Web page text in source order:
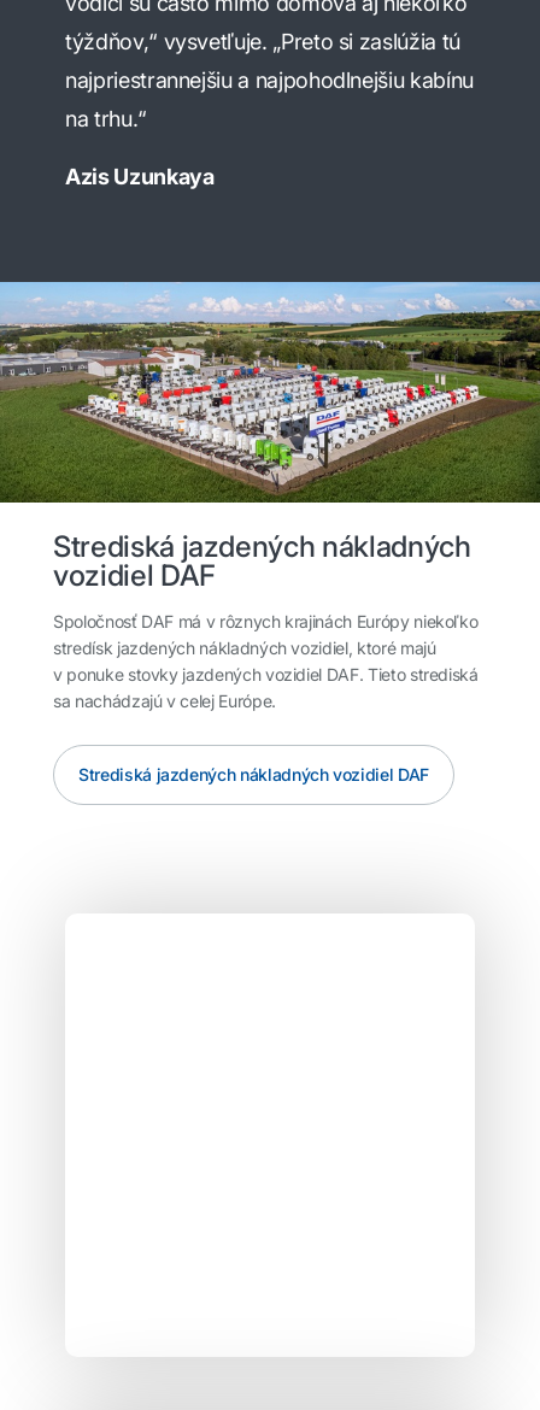
týždňov,“ vysvetľuje. „Preto si zaslúžia tú
najpriestrannejšiu a najpohodlnejšiu kabínu
na trhu.“
Azis Uzunkaya
Strediská jazdených nákladných
vozidiel DAF
Spoločnosť DAF má v rôznych krajinách Európy niekoľko
stredísk jazdených nákladných vozidiel, ktoré majú
v ponuke stovky jazdených vozidiel DAF. Tieto strediská
sa nachádzajú v celej Európe.
Strediská jazdených nákladných vozidiel DAF